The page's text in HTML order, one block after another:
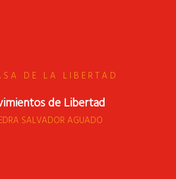
DE LA LIBERTAD
de Libertad
SALVADOR AGUADO